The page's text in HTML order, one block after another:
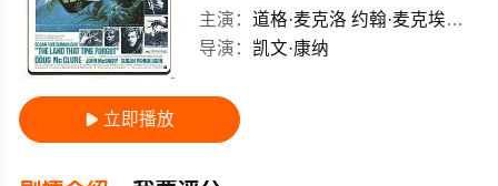
主演： 道格·麦克洛 约翰·麦克埃尼
导演： 凯文·康纳
 立即播放